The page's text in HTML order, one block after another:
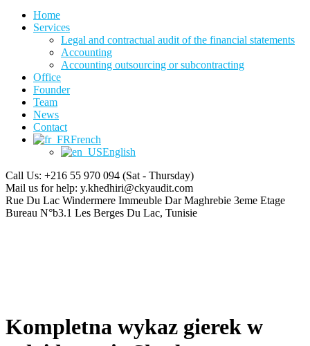
Home
Services
Legal and contractual audit of the financial statements
Accounting
Accounting outsourcing or subcontracting
Office
Founder
Team
News
Contact
French
English
Call Us: +216 55 970 094 (Sat - Thursday)
Mail us for help: y.khedhiri@ckyaudit.com
Rue Du Lac Windermere Immeuble Dar Maghrebie 3eme Etage
Bureau N°b3.1 Les Berges Du Lac, Tunisie
Kompletna wykaz gierek w